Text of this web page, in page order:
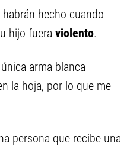
hecho cuando
hijo fuera violento.
arma blanca
la hoja, por lo que me
persona que recibe una